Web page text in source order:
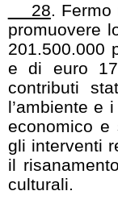
28.
promuovere
201.500.000
e di euro
contributi
l’ambiente e
economico e
gli interventi
il
culturali.